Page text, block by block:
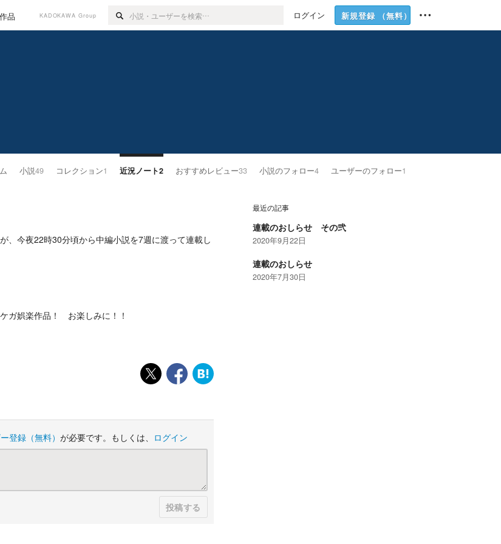
品 KADOKAWA Group ログイン 新規登録 （無料）
小説49 コレクション1 近況ノート2 おすすめレビュー33 小説のフォロー4 ユーザーのフォロー1
、今夜22時30分頃から中編小説を7週に渡って連載し
ガ娯楽作品！ お楽しみに！！
登録（無料） が必要です。もしくは、 ログイン
投稿する
最近の記事
連載のおしらせ その弐
2020年9月22日
連載のおしらせ
2020年7月30日